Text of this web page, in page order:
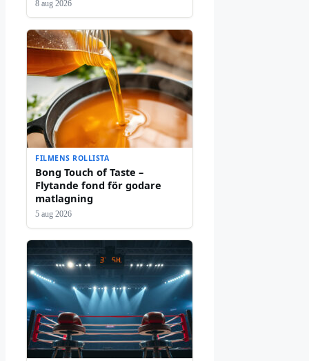
8 aug 2026
FILMENS ROLLISTA
Bong Touch of Taste –
Flytande fond för godare
matlagning
5 aug 2026